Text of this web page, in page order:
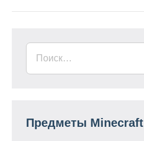
Предметы Minecraft